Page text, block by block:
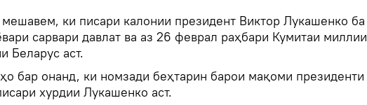
мешавем, ки писари калонии президент Виктор Лукашенко ба
сарвари давлат ва аз 26 феврал раҳбари Кумитаи миллии
Беларус аст.
бар онанд, ки номзади беҳтарин барои мақоми президенти
хурдии Лукашенко аст.